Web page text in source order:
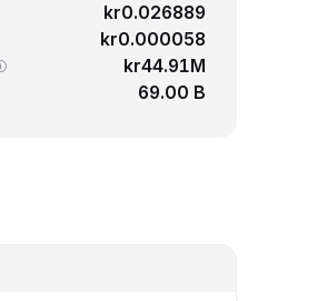
kr0.026889
kr0.000058
kr44.91M
69.00 B